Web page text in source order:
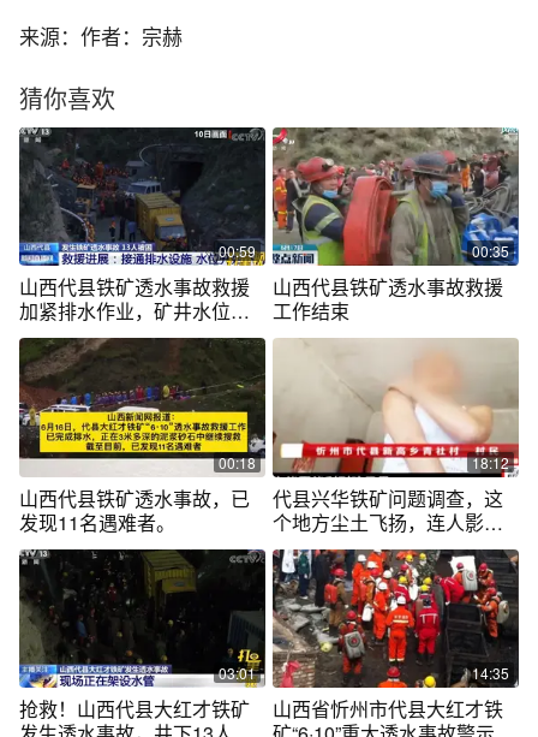
来源：作者：宗赫
猜你喜欢
00:59
山西代县铁矿透水事故救援
加紧排水作业，矿井水位下
降
00:35
山西代县铁矿透水事故救援
工作结束
00:18
山西代县铁矿透水事故，已
发现11名遇难者。
18:12
代县兴华铁矿问题调查，这
个地方尘土飞扬，连人影都
看不清楚！
03:01
抢救！山西代县大红才铁矿
14:35
山西省忻州市代县大红才铁